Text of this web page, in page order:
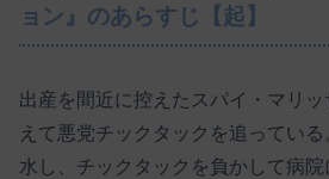
ョン』のあらすじ【起】
出産を間近に控えたスパイ・マリ
えて悪党チックタックを追ってい
水し、チックタックを負かして病